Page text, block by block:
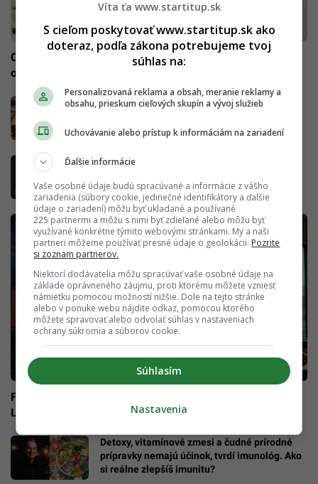
Očný lekár vyvracia bežné mýty: Ako veľmi nám škodia
obrazovky a prečo „cvičenie očí“ nezlepšuje zrak?
Ak trpíš týmito príznakmi, môže ísť o vážny
radí, ako s ním bojovať
Lekár Bajer je expert na medicínu
starnutie (+ JEDÁLNIČEK)
Fitness centrá sú rajom pre vážne kožné ochorenia.
Lekár prezradil, ako sa im vyvarovať
Detoxy, vitamínové zmesi a čudné prírodné
prípravky nemajú účinok, tvrdí imunológ. Ako
si reálne zlepšíš imunitu?
Víta ťa www.startitup.sk
S cieľom poskytovať www.startitup.sk ako
doteraz, podľa zákona potrebujeme tvoj
súhlas na:
Personalizovaná reklama a obsah, meranie reklamy a
obsahu, prieskum cieľových skupín a vývoj služieb
Uchovávanie alebo prístup k informáciám na zariadení
Ďalšie informácie
Vaše osobné údaje budú spracúvané a informácie z vášho
zariadenia (súbory cookie, jedinečné identifikátory a ďalšie
údaje o zariadení) môžu byť ukladané a používané
225 partnermi a môžu s nimi byť zdieľané alebo môžu byť
využívané konkrétne týmito webovými stránkami. My a naši
partneri môžeme používať presné údaje o geolokácii. Pozrite
si zoznam partnerov.
Niektorí dodávatelia môžu spracúvať vaše osobné údaje na
základe oprávneného záujmu, proti ktorému môžete vzniesť
námietku pomocou možností nižšie. Dole na tejto stránke
alebo v ponuke webu nájdite odkaz, pomocou ktorého
môžete spravovať alebo odvolať súhlas v nastaveniach
ochrany súkromia a súborov cookie.
Súhlasím
Nastavenia